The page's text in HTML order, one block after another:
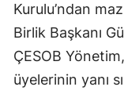
Kurulu’ndan
Birlik Başkanı
ÇESOB
üyelerinin yanı